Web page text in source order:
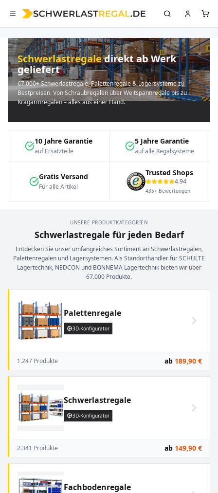
Schwerlastregaledirekt ab Werk
geliefert
67.000+ Schwerlastregale, Palettenregale & Lagersysteme zu
Bestpreisen. Von Schraubregalen über Weitspannregale bis zu
Kragarmregalen – alles aus einer Hand.
10 Jahre Garantie
auf Ersatzteile
5 Jahre Garantie
auf alle Regalsysteme
Gratis Versand
Für alle Artikel
Trusted Shops
4.94
435+ Bewertungen
UNSERE PRODUKTKATEGORIEN
Schwerlastregale für jeden Bedarf
Entdecken Sie unser umfangreiches Sortiment an Schwerlastregalen,
Palettenregalen und Lagersystemen. Als Standorthändler für SCHULTE
Lagertechnik, NEDCON und BONNEMA Lagertechnik bieten wir über
67.000 Produkte.
Palettenregale
3D-Konfigurator
1.247 Produkte ab 189,90 €
Schwerlastregale
3D-Konfigurator
2.341 Produkte ab 149,90 €
Fachbodenregale